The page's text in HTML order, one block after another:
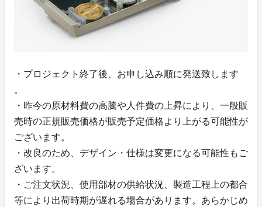
・プロジェクト終了後、お申し込み順に発送致します
。
・昨今の原材料費の高騰や人件費の上昇により、一般販
売時の正規販売価格が販売予定価格より上がる可能性が
ございます。
・改良のため、デザイン・仕様は変更になる可能性もご
ざいます。
・ご注文状況、使用部材の供給状況、製造工程上の都合
等により出荷時期が遅れる場合があります。あらかじめ